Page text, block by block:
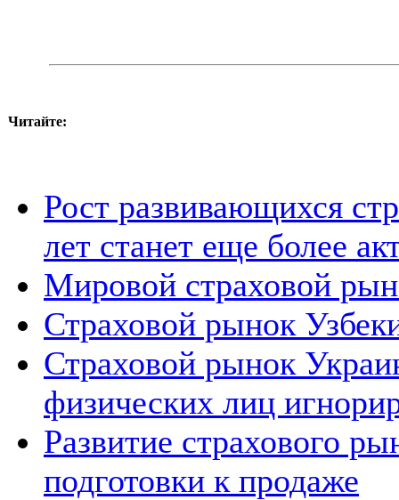
Читайте:
Рост развивающихся
лет станет еще более
Мировой страховой
Страховой рынок
Страховой рынок
физических лиц
Развитие страхового
подготовки к продаже